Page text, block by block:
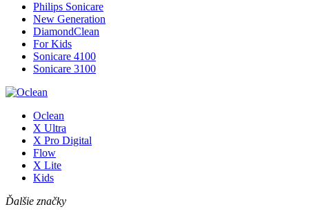
Philips Sonicare
New Generation
DiamondClean
For Kids
Sonicare 4100
Sonicare 3100
Oclean
X Ultra
X Pro Digital
Flow
X Lite
Kids
Ďalšie značky